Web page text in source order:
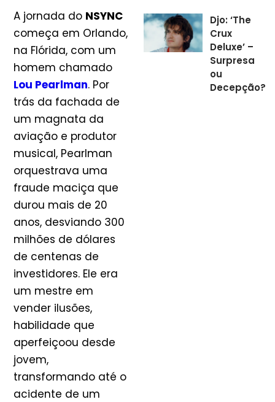
A jornada do NSYNC
começa em Orlando,
na Flórida, com um
homem chamado
Lou Pearlman. Por
trás da fachada de
um magnata da
aviação e produtor
musical, Pearlman
orquestrava uma
fraude maciça que
durou mais de 20
anos, desviando 300
milhões de dólares
de centenas de
investidores. Ele era
um mestre em
vender ilusões,
habilidade que
aperfeiçoou desde
jovem,
transformando até o
acidente de um
Djo: ‘The
Crux
Deluxe’ –
Surpresa
ou
Decepção?